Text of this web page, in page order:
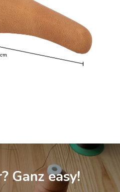
Ganz easy!